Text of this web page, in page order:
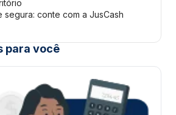
segura: conte com a JusCash
para você